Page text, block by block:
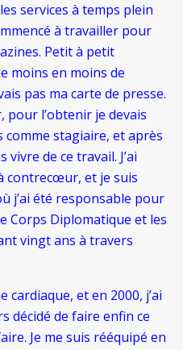
services à temps plein
à travailler pour
Petit à petit
moins en moins de
pas ma carte de presse.
pour l’obtenir je devais
stagiaire, et après
de ce travail. J’ai
contrecœur, et je suis
j’ai été responsable pour
Corps Diplomatique et les
vingt ans à travers
cardiaque, et en 2000, j’ai
décidé de faire enfin ce
Je me suis rééquipé en